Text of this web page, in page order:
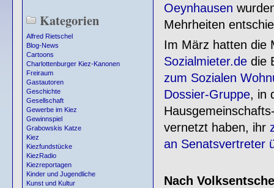
Kategorien
Alfred Rietschel
Blog-News
Cartoons
Charlottenburger Kiez-Kanonen
Freiraum
Gastautoren
Geschichte
Gesellschaft
Gewerbe im Kiez
Gewinnspiel
Grabowskis Katze
Kiez
Kiezfundstücke
KiezRadio
Kiezreportagen
Kinder und Jugendliche
Kunst und Kultur
Oeynhausen
Mehrheiten
Im März hatten die
Sozialmieter.dedie
zum Sozialen
Dossier-Gruppe, in
vernetzt haben, ihr
an Senatsvertreter
Nach